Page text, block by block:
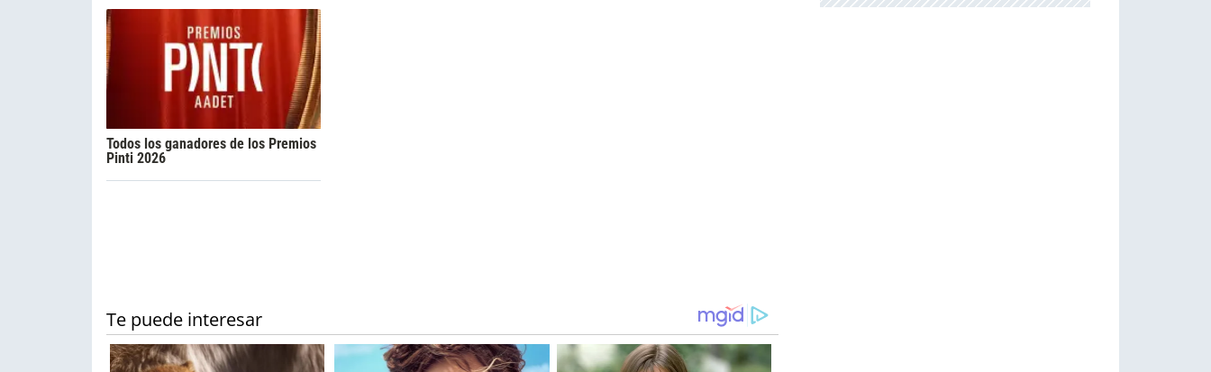
Todos los ganadores de los Premios
Pinti 2026